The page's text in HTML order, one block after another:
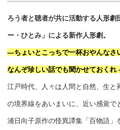
ろう者と聴者が共に活動する人形劇
ー・ひとみ」による新作人形劇。
―ちょいとこっちで一杯おやんなさ
なんぞ珍しい話でも聞かせておく
江戸時代、人々は人間と自然、生と
の境界線をあいまいに、近い感覚で
浦日向子原作の怪異譚集「百物語」